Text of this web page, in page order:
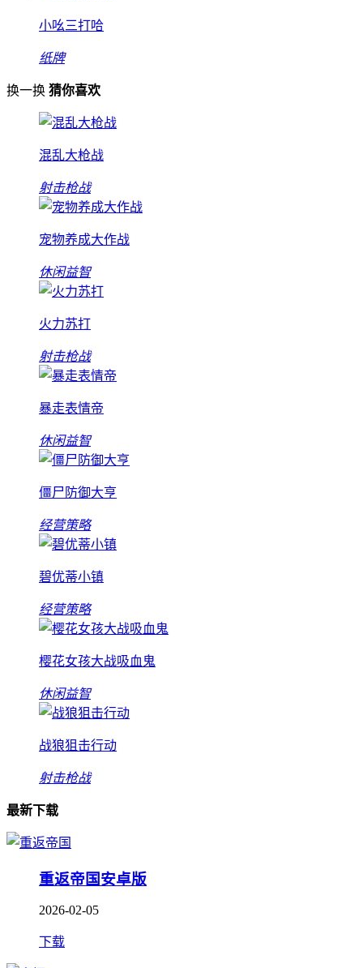
小吆三打哈
纸牌
换一换 猜你喜欢
混乱大枪战
射击枪战
宠物养成大作战
休闲益智
火力苏打
射击枪战
暴走表情帝
休闲益智
僵尸防御大亨
经营策略
碧优蒂小镇
经营策略
樱花女孩大战吸血鬼
休闲益智
战狼狙击行动
射击枪战
最新下载
重返帝国安卓版
2026-02-05
下载